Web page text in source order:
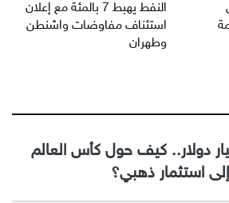
النفط يهبط 7 بالمئة مع إعلان
استئناف مفاوضات واشنطن
وطهران
مليار دولار.. كيف حول كأس العالم
إلى استثمار ذهبي؟